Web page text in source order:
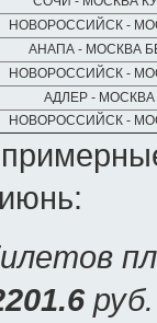
НОВОРОССИЙСК -
АНАПА - МОСКВА
НОВОРОССИЙСК -
АДЛЕР - МОСКВА
НОВОРОССИЙСК -
руб.